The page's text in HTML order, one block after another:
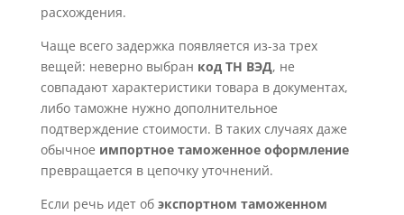
расхождения.
Чаще всего задержка появляется из-за трех
вещей: неверно выбран код ТН ВЭД, не
совпадают характеристики товара в документах,
либо таможне нужно дополнительное
подтверждение стоимости. В таких случаях даже
обычное импортное таможенное оформление
превращается в цепочку уточнений.
Если речь идет об экспортном таможенном